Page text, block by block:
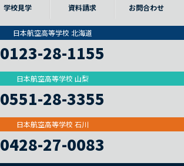
学校見学 資料請求 お問合わせ
日本航空高等学校 北海道
0123-28-1155
日本航空高等学校 山梨
0551-28-3355
日本航空高等学校 石川
0428-27-0083